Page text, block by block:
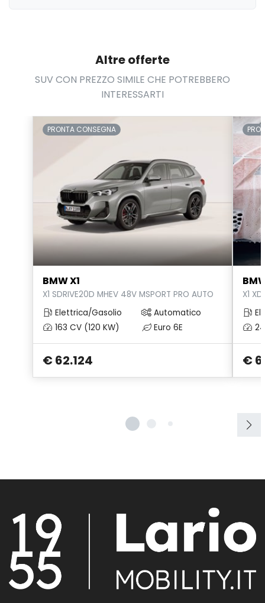
Altre offerte
SUV CON PREZZO SIMILE CHE POTREBBERO
INTERESSARTI
PRONTA CONSEGNA
BMW X1
X1 SDRIVE20D MHEV 48V MSPORT PRO AUTO
Elettrica/Gasolio
Automatico
163 CV (120 KW)
Euro 6E
€ 62.124
X1
€